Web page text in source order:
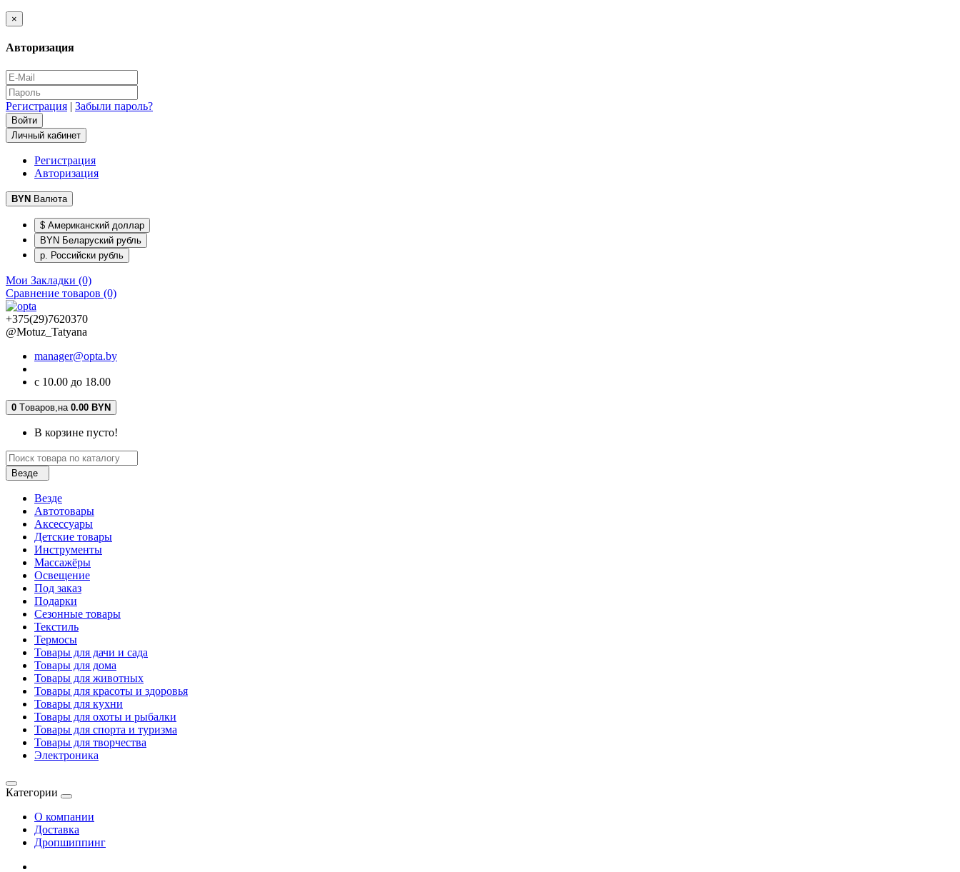
×
Авторизация
Регистрация | Забыли пароль?
Личный кабинет
Регистрация
Авторизация
BYN Валюта
$ Американский доллар
BYN Беларуский рубль
р. Российски рубль
Мои Закладки (0)
Сравнение товаров (0)
+375(29)7620370
@Motuz_Tatyana
manager@opta.by
с 10.00 до 18.00
0 Tоваров, на 0.00 BYN
В корзине пусто!
Везде
Везде
Автотовары
Аксессуары
Детские товары
Инструменты
Массажёры
Освещение
Под заказ
Подарки
Сезонные товары
Текстиль
Термосы
Товары для дачи и сада
Товары для дома
Товары для животных
Товары для красоты и здоровья
Товары для кухни
Товары для охоты и рыбалки
Товары для спорта и туризма
Товары для творчества
Электроника
Категории
О компании
Доставка
Дропшиппинг